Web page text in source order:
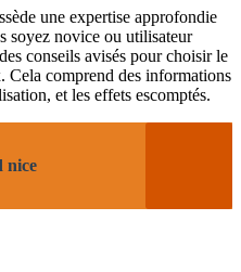
une expertise approfondie
soyez novice ou utilisateur
conseils avisés pour choisir le
comprend des informations
et les effets escomptés.
nice